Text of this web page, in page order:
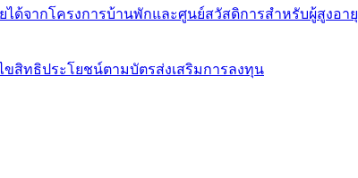
ด้จากโครงการบ้านพักและศูนย์สวัสดิการสำหรับผู้สูงอายุ
สิทธิประโยชน์ตามบัตรส่งเสริมการลงทุน